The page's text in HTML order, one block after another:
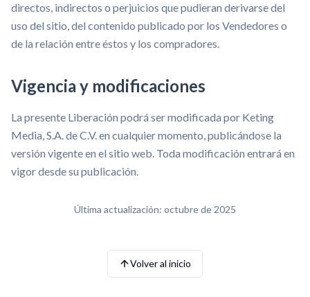
directos, indirectos o perjuicios que pudieran derivarse del
uso del sitio, del contenido publicado por los Vendedores o
de la relación entre éstos y los compradores.
Vigencia y modificaciones
La presente Liberación podrá ser modificada por Keting
Media, S.A. de C.V. en cualquier momento, publicándose la
versión vigente en el sitio web. Toda modificación entrará en
vigor desde su publicación.
Última actualización: octubre de 2025
Volver al inicio